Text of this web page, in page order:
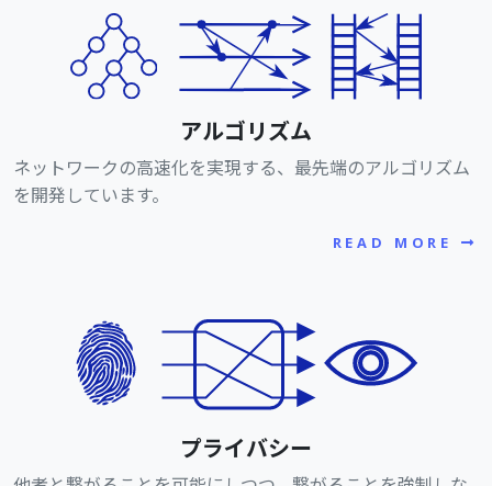
アルゴリズム
ネットワークの高速化を実現する、最先端のアルゴリズム
を開発しています。
READ MORE
プライバシー